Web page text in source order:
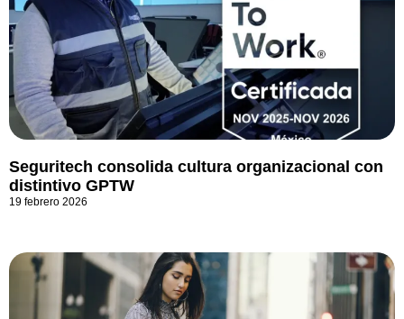
Seguritech consolida cultura organizacional con
distintivo GPTW
19 febrero 2026